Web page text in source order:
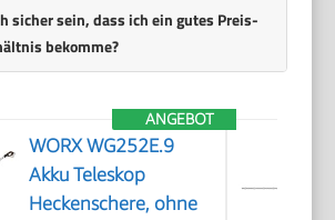
sicher sein, dass ich ein gutes Preis-
bekomme?
ANGEBOT
WORX WG252E.9
Akku Teleskop
Heckenschere, ohne